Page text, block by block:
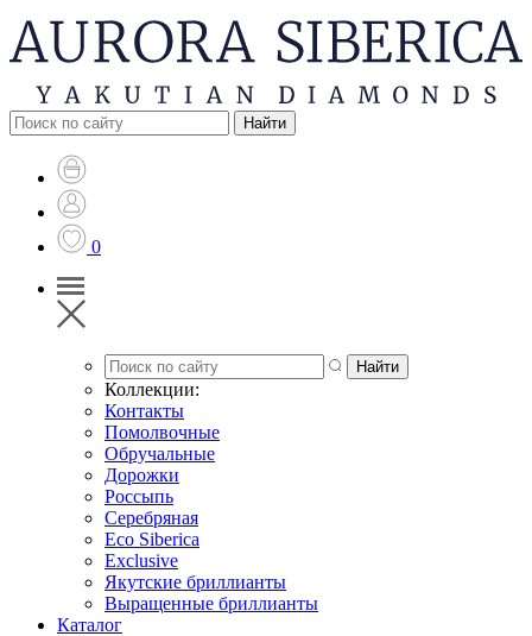
0
Коллекции:
Контакты
Помолвочные
Обручальные
Дорожки
Россыпь
Серебряная
Eco Siberica
Exclusive
Якутские бриллианты
Выращенные бриллианты
Каталог